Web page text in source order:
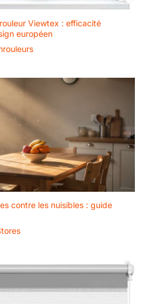
Viewtex : efficacité
européen
contre les nuisibles : guide